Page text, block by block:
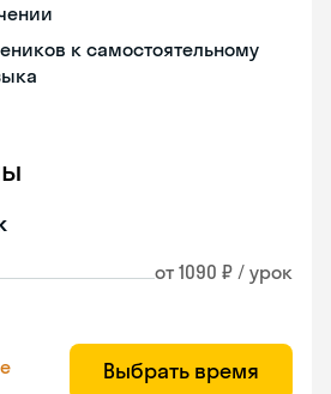
к самостоятельному
от 1090 ₽ / урок
Выбрать время